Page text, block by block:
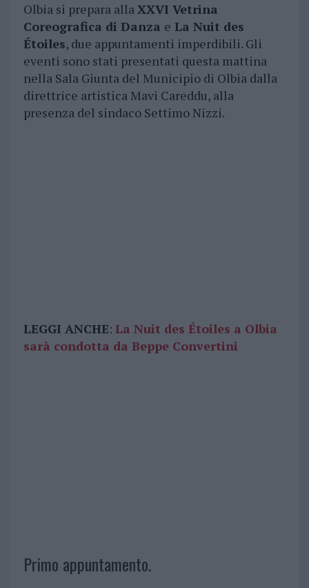
Olbia si prepara allaXXVI Vetrina
Coreografica di Danza e La Nuit des
Étoiles, due appuntamenti imperdibili. Gli
eventi sono stati presentati questa mattina
nella Sala Giunta del Municipio di Olbia dalla
direttrice artistica Mavi Careddu, alla
presenza del sindaco Settimo Nizzi.
LEGGI ANCHE: La Nuit des Étoiles a Olbia
sarà condotta da Beppe Convertini
Primo appuntamento.